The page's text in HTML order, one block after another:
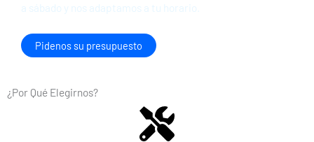
a sábado y nos adaptamos a tu horario.
Pidenos su presupuesto
¿Por Qué Elegirnos?